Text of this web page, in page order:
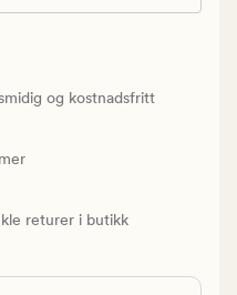
og kostnadsfritt
returer i butikk